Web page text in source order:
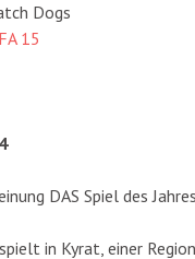
Dogs
15
DAS Spiel des
in Kyrat, einer